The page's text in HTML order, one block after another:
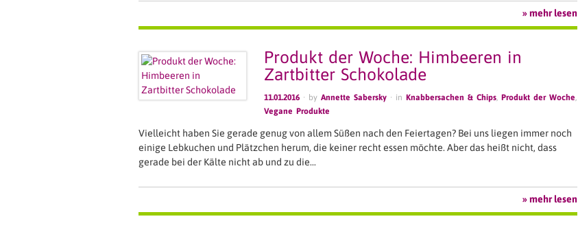
» mehr lesen
Produkt der Woche: Himbeeren in
Zartbitter Schokolade
11.01.2016 · by Annette Sabersky · in Knabbersachen & Chips, Produkt der Woche,
Vegane Produkte
Vielleicht haben Sie gerade genug von allem Süßen nach den Feiertagen? Bei uns liegen immer noch
einige Lebkuchen und Plätzchen herum, die keiner recht essen möchte. Aber das heißt nicht, dass
gerade bei der Kälte nicht ab und zu die…
» mehr lesen